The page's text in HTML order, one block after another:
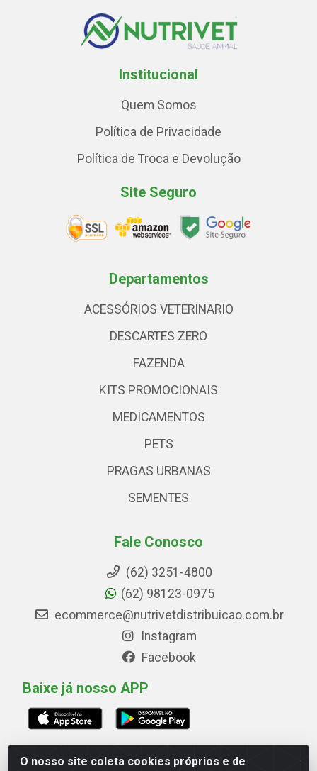
O nosso site coleta cookies próprios e de
Institucional
Quem Somos
Política de Privacidade
Política de Troca e Devolução
Site Seguro
Departamentos
ACESSÓRIOS VETERINARIO
DESCARTES ZERO
FAZENDA
KITS PROMOCIONAIS
MEDICAMENTOS
PETS
PRAGAS URBANAS
SEMENTES
Fale Conosco
(62) 3251-4800
(62) 98123-0975
ecommerce@nutrivetdistribuicao.com.br
Instagram
Facebook
Baixe já nosso APP